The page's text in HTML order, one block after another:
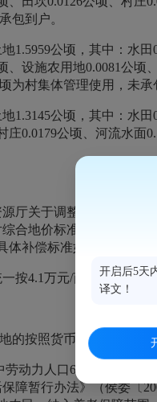
包到户。
1.5959公顷，其中：水
、设施农用地0.0081公
为村集体管理使用，未承
1.3145公顷，其中：水
庄0.0179公顷、河流水
厅关于调整征地片区综
合地价标准的通知》（
体补偿标准如下：
按4.1万元/亩标准实施补
的按照货币补偿安置方式
劳动力人口68人），采
障暂行办法》（侯委〔
开启后5天
译文！